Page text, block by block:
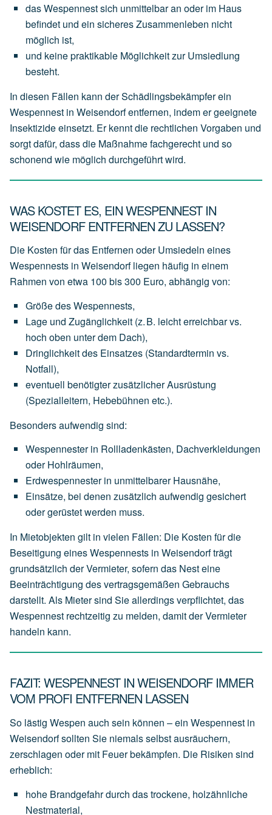
dasWespennestsich unmittelbar an oder im Haus
befindet und ein sicheresZusammenleben nicht
möglich ist,
und keinepraktikable Möglichkeitzur Umsiedlung
besteht.
In diesen Fällen kann der Schädlingsbekämpfer ein
Wespennest in Weisendorf entfernen, indem er geeignete
Insektizide einsetzt. Er kennt die rechtlichen Vorgaben und
sorgt dafür, dass die Maßnahme fachgerecht und so
schonend wie möglich durchgeführt wird.
WAS KOSTET ES, EIN WESPENNEST IN
WEISENDORF ENTFERNEN ZU LASSEN?
Die Kosten für das Entfernen oder Umsiedeln eines
Wespennests in Weisendorf liegen häufig in einem
Rahmen von etwa 100 bis 300 Euro, abhängig von:
Größe des Wespennests,
Lage und Zugänglichkeit (z.B. leichterreichbarvs.
hoch oben unterdem Dach),
Dringlichkeit des Einsatzes (Standardtermin vs.
Notfall),
eventuell benötigterzusätzlicher Ausrüstung
(Spezialleitern, Hebebühnen etc.).
Besonders aufwendig sind:
Wespennester in Rollladenkästen, Dachverkleidungen
oder Hohlräumen,
Erdwespennester in unmittelbarer Hausnähe,
Einsätze, bei denen zusätzlich aufwendig gesichert
odergerüstetwerden muss.
In Mietobjekten gilt in vielen Fällen: Die Kosten für die
Beseitigung eines Wespennests in Weisendorf trägt
grundsätzlich derVermieter, sofern das Nest eine
Beeinträchtigung des vertragsgemäßen Gebrauchs
darstellt. Als Mieter sind Sie allerdings verpflichtet, das
Wespennest rechtzeitig zu melden, damit der Vermieter
handeln kann.
FAZIT: WESPENNEST IN WEISENDORF IMMER
VOM PROFI ENTFERNEN LASSEN
So lästig Wespen auch sein können – ein Wespennest in
Weisendorf sollten Sie niemals selbst ausräuchern,
zerschlagen oder mit Feuer bekämpfen. Die Risiken sind
erheblich:
hohe Brandgefahrdurch dastrockene, holzähnliche
Nestmaterial,